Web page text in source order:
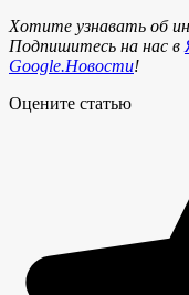
Хотите узнавать об
Подпишитесь на нас в
Google.Новости!
Оцените статью